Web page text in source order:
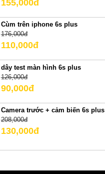
155,000đ
Cùm trên iphone 6s plus
176,000đ
110,000đ
dây test màn hình 6s plus
126,000đ
90,000đ
Camera trước + cảm biến 6s plus
208,000đ
130,000đ